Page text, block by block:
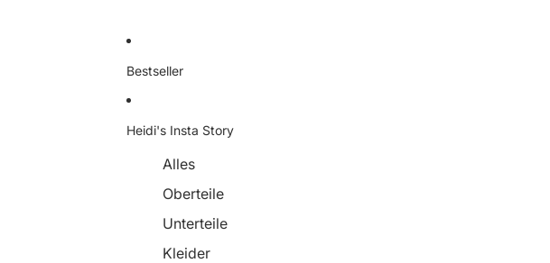
Bestseller
Heidi's Insta Story
Alles
Oberteile
Unterteile
Kleider